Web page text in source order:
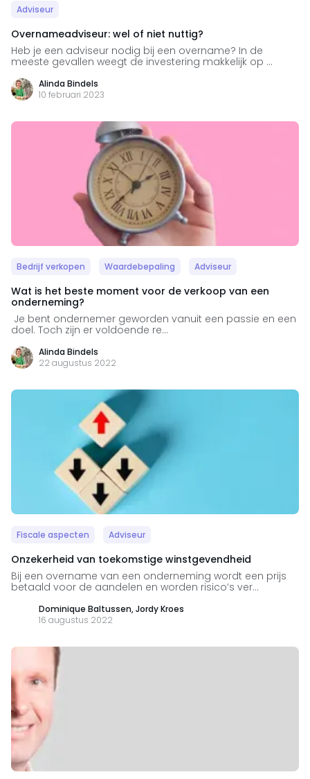
Adviseur
Overnameadviseur: wel of niet nuttig?
Heb je een adviseur nodig bij een overname? In de
meeste gevallen weegt de investering makkelijk op ...
Alinda Bindels
10 februari 2023
Bedrijf verkopen Waardebepaling Adviseur
Wat is het beste moment voor de verkoop van een
onderneming?
Je bent ondernemer geworden vanuit een passie en een
doel. Toch zijn er voldoende re...
Alinda Bindels
22 augustus 2022
Fiscale aspecten Adviseur
Onzekerheid van toekomstige winstgevendheid
Bij een overname van een onderneming wordt een prijs
betaald voor de aandelen en worden risico’s ver...
Dominique Baltussen, Jordy Kroes
16 augustus 2022